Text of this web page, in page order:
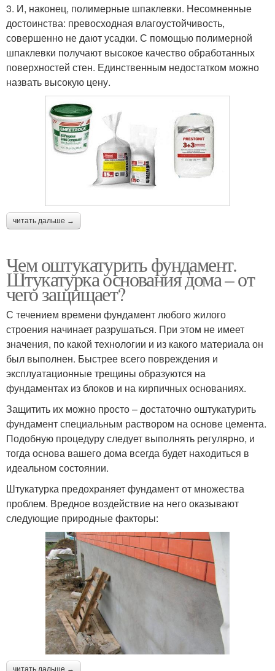
3. И, наконец, полимерные шпаклевки. Несомненные
достоинства: превосходная влагоустойчивость,
совершенно не дают усадки. С помощью полимерной
шпаклевки получают высокое качество обработанных
поверхностей стен. Единственным недостатком можно
назвать высокую цену.
читать дальше →
Чем оштукатурить фундамент.
Штукатурка основания дома – от
чего защищает?
С течением времени фундамент любого жилого
строения начинает разрушаться. При этом не имеет
значения, по какой технологии и из какого материала он
был выполнен. Быстрее всего повреждения и
эксплуатационные трещины образуются на
фундаментах из блоков и на кирпичных основаниях.
Защитить их можно просто – достаточно оштукатурить
фундамент специальным раствором на основе цемента.
Подобную процедуру следует выполнять регулярно, и
тогда основа вашего дома всегда будет находиться в
идеальном состоянии.
Штукатурка предохраняет фундамент от множества
проблем. Вредное воздействие на него оказывают
следующие природные факторы:
читать дальше →